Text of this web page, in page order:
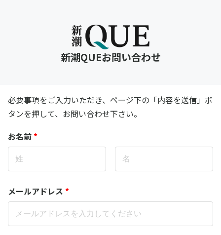
新潮QUEお問い合わせ
必要事項をご入力いただき、ページ下の「内容を送信」ボ
タンを押して、お問い合わせ下さい。
お名前 *
メールアドレス *